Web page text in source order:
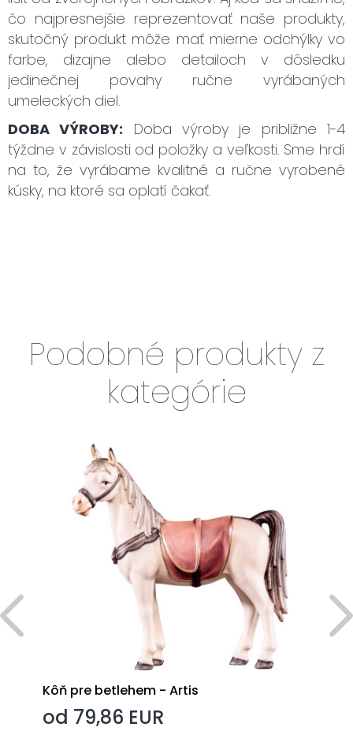
čo najpresnejšie reprezentovať naše produkty,
skutočný produkt môže mať mierne odchýlky vo
farbe, dizajne alebo detailoch v dôsledku
jedinečnej povahy ručne vyrábaných
umeleckých diel.
DOBA VÝROBY: Doba výroby je približne 1-4
týždne v závislosti od položky a veľkosti. Sme hrdí
na to, že vyrábame kvalitné a ručne vyrobené
kúsky, na ktoré sa oplatí čakať.
Podobné produkty z
kategórie
Kôň pre betlehem - Artis
od 79,86 EUR